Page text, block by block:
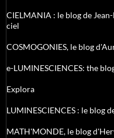
CIELMANIA : le blog de
ciel
COSMOGONIES, le blog
e-LUMINESCIENCES: the
Explora
LUMINESCIENCES : le blog
MATH'MONDE, le blog